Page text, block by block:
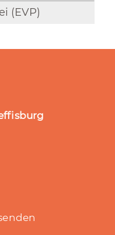
(EVP)